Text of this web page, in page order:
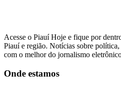
Acesse o Piauí Hoje e fique por
Piauí e região. Notícias sobre
com o melhor do jornalismo
Onde estamos